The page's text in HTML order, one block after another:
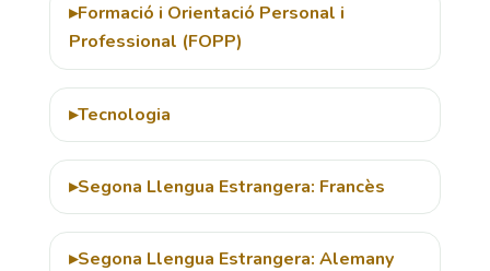
Formació i Orientació Personal i
Professional (FOPP)
Tecnologia
Segona Llengua Estrangera: Francès
Segona Llengua Estrangera: Alemany